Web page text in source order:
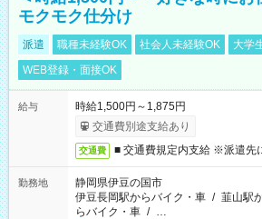
モクモク仕分け
派遣 職種未経験OK 社会人未経験OK 大学
WEB登録・面接OK
給与
時給1,500円～1,875円
交通費別途支給あり
交通費 ■ 交通費規定内支給 ※派遣先
勤務地
静岡県伊豆の国市
伊豆長岡駅からバイク・車 / 韮山駅
らバイク・車 / …